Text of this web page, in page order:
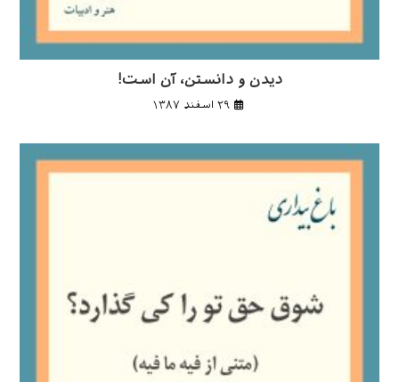
دیدن و دانستن، آن است!
۲۹ اسفند ۱۳۸۷